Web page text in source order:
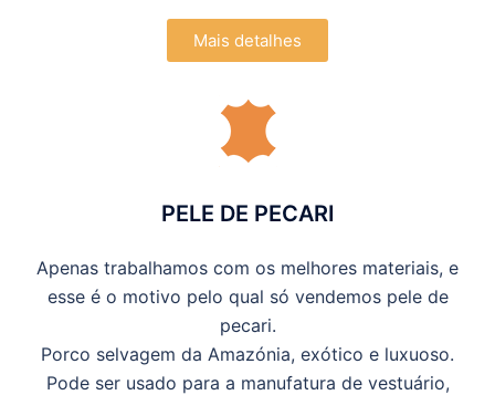
Mais detalhes
PELE DE PECARI
Apenas trabalhamos com os melhores materiais, e
esse é o motivo pelo qual só vendemos pele de
pecari.
Porco selvagem da Amazónia, exótico e luxuoso.
Pode ser usado para a manufatura de vestuário,